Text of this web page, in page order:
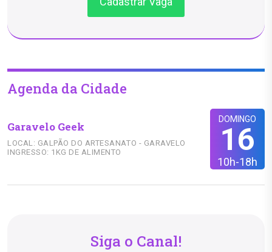
Agenda da Cidade
DOMINGO
16
10h-18h
Garavelo Geek
LOCAL: GALPÃO DO ARTESANATO - GARAVELO
INGRESSO: 1KG DE ALIMENTO
Siga o Canal!